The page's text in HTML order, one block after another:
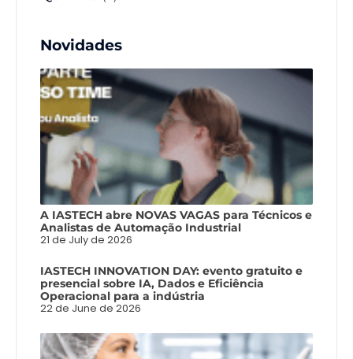
Novidades
A IASTECH abre NOVAS VAGAS para Técnicos e
Analistas de Automação Industrial
21 de July de 2026
IASTECH INNOVATION DAY: evento gratuito e
presencial sobre IA, Dados e Eficiência
Operacional para a indústria
22 de June de 2026